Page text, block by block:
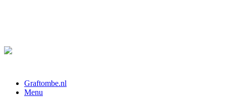
Graftombe.nl
Menu